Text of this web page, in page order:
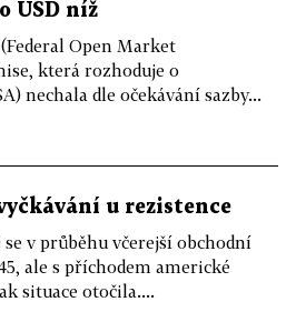
USD níž
Open Market
která rozhoduje o
nechala dle očekávání sazby...
u rezistence
v průběhu včerejší obchodní
ale s příchodem americké
situace otočila....